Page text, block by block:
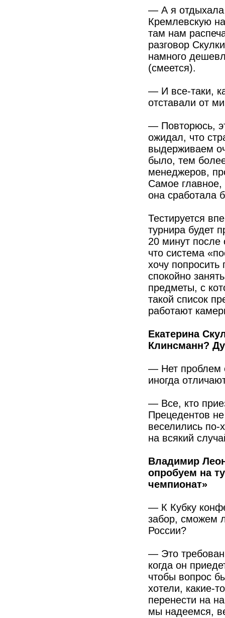
— А я
Кремлевскую
там нам
разговор
намного
(смеется).
— И все-таки,
отставали от
— Повторюсь,
ожидал, что
выдерживаем
было, тем
менеджеров,
Самое главное,
она сработала
Тестируется
турнира будет
20 минут после
что система
хочу попросить
спокойно
предметы, с
такой список
работают
Екатерина
Клинсманн?
— Нет проблем
иногда
— Все, кто
Прецедентов
веселились
на всякий
Владимир
опробуем на
чемпионат»
— К Кубку
забор, сможем
России?
— Это
когда он
чтобы вопрос
хотели, какие-
перенести на
мы надеемся,